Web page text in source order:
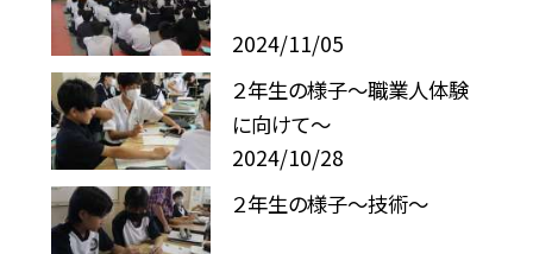
2024/11/05
２年生の様子〜職業人体験
に向けて〜
2024/10/28
２年生の様子〜技術〜